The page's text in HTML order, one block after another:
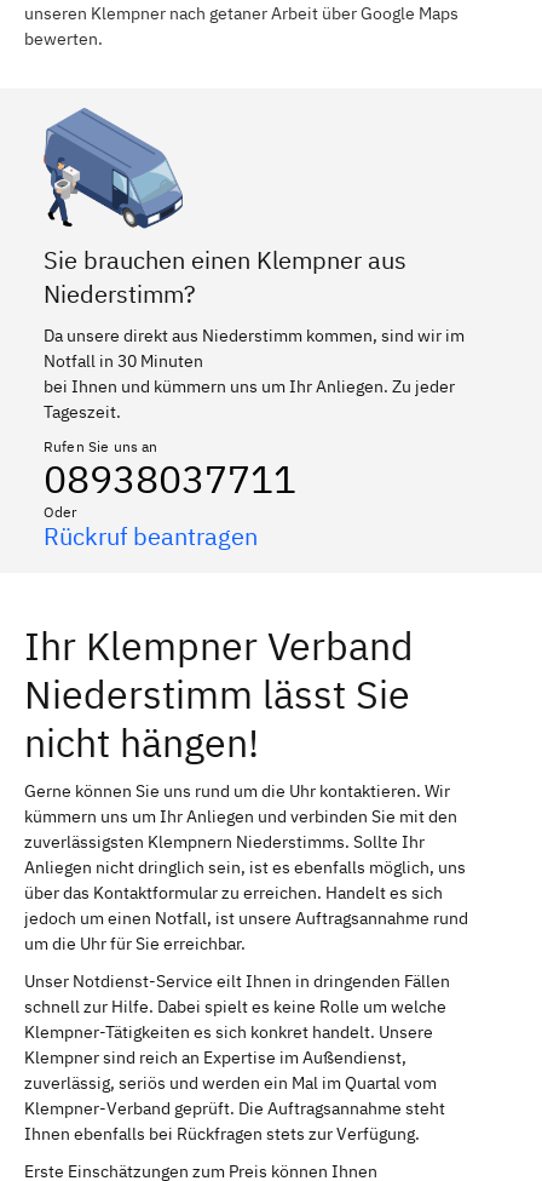
unseren Klempner nach getaner Arbeit über Google Maps
bewerten.
Sie brauchen einen Klempner aus
Niederstimm?
Da unsere direkt aus Niederstimm kommen, sind wir im
Notfall in 30 Minuten
bei Ihnen und kümmern uns um Ihr Anliegen. Zu jeder
Tageszeit.
Rufen Sie uns an
08938037711
Oder
Rückruf beantragen
Ihr Klempner Verband
Niederstimm lässt Sie
nicht hängen!
Gerne können Sie uns rund um die Uhr kontaktieren. Wir
kümmern uns um Ihr Anliegen und verbinden Sie mit den
zuverlässigsten Klempnern Niederstimms. Sollte Ihr
Anliegen nicht dringlich sein, ist es ebenfalls möglich, uns
über das Kontaktformular zu erreichen. Handelt es sich
jedoch um einen Notfall, ist unsere Auftragsannahme rund
um die Uhr für Sie erreichbar.
Unser Notdienst-Service eilt Ihnen in dringenden Fällen
schnell zur Hilfe. Dabei spielt es keine Rolle um welche
Klempner-Tätigkeiten es sich konkret handelt. Unsere
Klempner sind reich an Expertise im Außendienst,
zuverlässig, seriös und werden ein Mal im Quartal vom
Klempner-Verband geprüft. Die Auftragsannahme steht
Ihnen ebenfalls bei Rückfragen stets zur Verfügung.
Erste Einschätzungen zum Preis können Ihnen